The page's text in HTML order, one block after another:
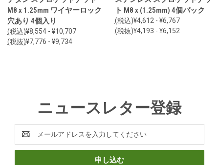
M8 x 1.25mm ワイヤーロック
穴あり 4個入り
¥8,554 - ¥10,707
(税込)
¥7,776 - ¥9,734
(税抜)
ト M8 x (1.25mm) 4個パック
¥4,612 - ¥6,767
(税込)
¥4,193 - ¥6,152
(税抜)
ニュースレター登録
ー